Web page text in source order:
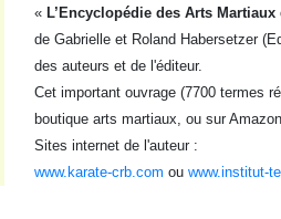
« L’Encyclopédie des Arts Martiaux
de Gabrielle et Roland Habersetzer
des auteurs et de l'éditeur.
Cet important ouvrage (7700 termes
boutique arts martiaux, ou sur
Sites internet de l'auteur :
www.karate-crb.com ou www.institut-